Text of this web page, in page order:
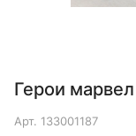
Герои
Арт. 133001187